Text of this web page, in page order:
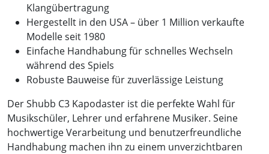
Klangübertragung
Hergestellt in den USA – über 1 Million verkaufte
Modelle seit 1980
Einfache Handhabung für schnelles Wechseln
während des Spiels
Robuste Bauweise für zuverlässige Leistung
Der Shubb C3 Kapodaster ist die perfekte Wahl für
Musikschüler, Lehrer und erfahrene Musiker. Seine
hochwertige Verarbeitung und benutzerfreundliche
Handhabung machen ihn zu einem unverzichtbaren